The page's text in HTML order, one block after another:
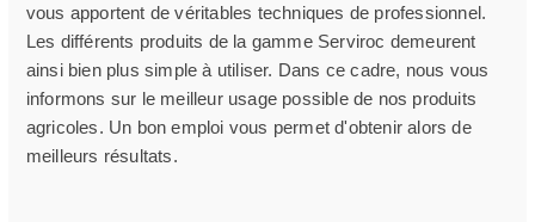
vous apportent de véritables techniques de professionnel.
Les différents produits de la gamme Serviroc demeurent
ainsi bien plus simple à utiliser. Dans ce cadre, nous vous
informons sur le meilleur usage possible de nos produits
agricoles. Un bon emploi vous permet d'obtenir alors de
meilleurs résultats.